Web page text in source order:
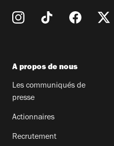
A propos de nous
Les communiqués de
presse
Actionnaires
Recrutement